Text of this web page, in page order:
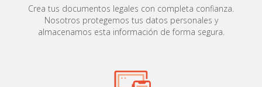
Crea tus documentos legales con completa confianza.
Nosotros protegemos tus datos personales y
almacenamos esta información de forma segura.